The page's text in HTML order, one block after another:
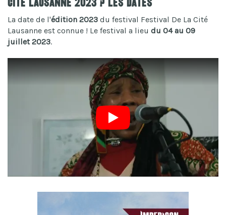
Cité Lausanne 2023 ? Les dates
La date de l'édition 2023 du festival Festival De La Cité
Lausanne est connue ! Le festival a lieu du 04 au 09
juillet 2023.